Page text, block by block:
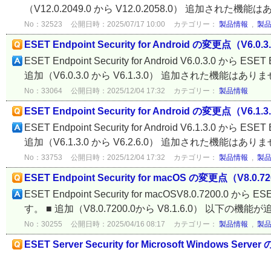
（V12.0.2049.0 から V12.0.2058.0） 追加された機能
No：32523 公開日時：2025/07/17 10:00 カテゴリー： 製品情報 , 製
ESET Endpoint Security for Android の変更点（
ESET Endpoint Security for Android V6.0.3.0 から
追加（V6.0.3.0 から V6.1.3.0） 追加された機能はあり
No：33064 公開日時：2025/12/04 17:32 カテゴリー： 製品情報
ESET Endpoint Security for Android の変更点（
ESET Endpoint Security for Android V6.1.3.0 から
追加（V6.1.3.0 から V6.2.6.0） 追加された機能はあり
No：33753 公開日時：2025/12/04 17:32 カテゴリー： 製品情報 , 製
ESET Endpoint Security for macOS の変更点（
ESET Endpoint Security for macOSV8.0.7200.0 から
す。 ■ 追加（V8.0.7200.0から V8.1.6.0） 以下の機能が
No：30255 公開日時：2025/04/16 08:17 カテゴリー： 製品情報 , 製
ESET Server Security for Microsoft Windows Server